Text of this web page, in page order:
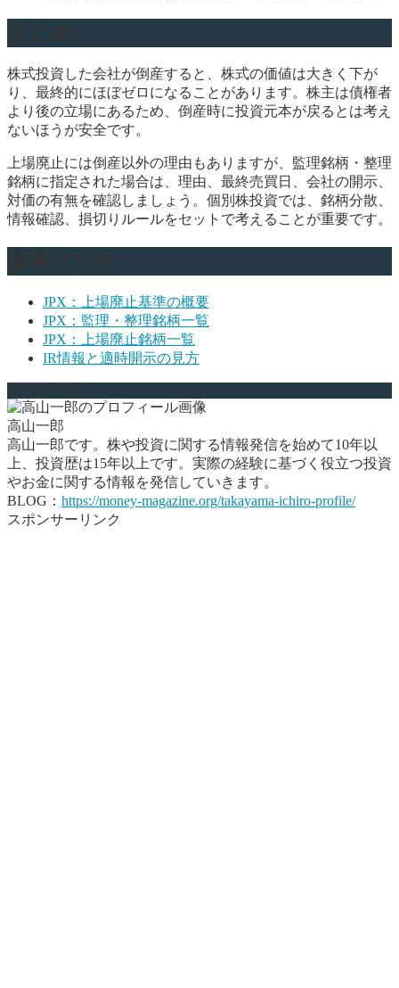
株式投資した会社が倒産すると、株式の価値は大きく下が
り、最終的にほぼゼロになることがあります。株主は債権者
より後の立場にあるため、倒産時に投資元本が戻るとは考え
ないほうが安全です。
上場廃止には倒産以外の理由もありますが、監理銘柄・整理
銘柄に指定された場合は、理由、最終売買日、会社の開示、
対価の有無を確認しましょう。個別株投資では、銘柄分散、
情報確認、損切りルールをセットで考えることが重要です。
JPX：上場廃止基準の概要
JPX：監理・整理銘柄一覧
JPX：上場廃止銘柄一覧
IR情報と適時開示の見方
高山一郎
高山一郎です。株や投資に関する情報発信を始めて10年以
上、投資歴は15年以上です。実際の経験に基づく役立つ投資
やお金に関する情報を発信していきます。
BLOG： https://money-magazine.org/takayama-ichiro-profile/
スポンサーリンク